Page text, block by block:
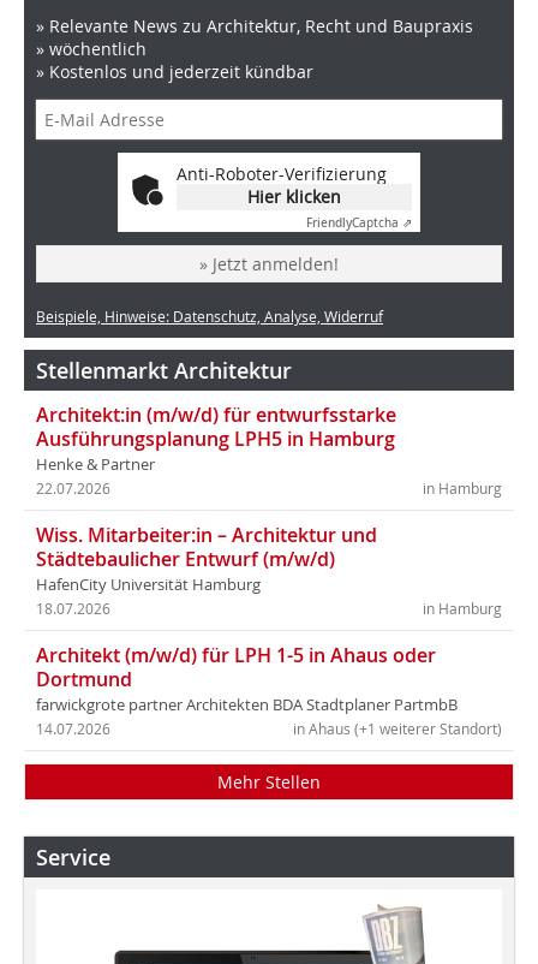
» Relevante News zu Architektur, Recht und Baupraxis
» wöchentlich
» Kostenlos und jederzeit kündbar
Anti-Roboter-Verifizierung
Hier klicken
FriendlyCaptcha ⇗
» Jetzt anmelden!
Beispiele, Hinweise: Datenschutz, Analyse, Widerruf
Stellenmarkt Architektur
Architekt:in (m/w/d) für entwurfsstarke
Ausführungsplanung LPH5 in Hamburg
Henke & Partner
in Hamburg
22.07.2026
Wiss. Mitarbeiter:in – Architektur und
Städtebaulicher Entwurf (m/w/d)
HafenCity Universität Hamburg
in Hamburg
18.07.2026
Architekt (m/w/d) für LPH 1-5 in Ahaus oder
Dortmund
farwickgrote partner Architekten BDA Stadtplaner PartmbB
in Ahaus (+1 weiterer Standort)
14.07.2026
Mehr Stellen
Service